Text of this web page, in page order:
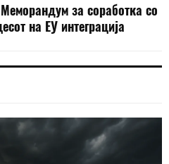
за соработка со
на ЕУ интеграција